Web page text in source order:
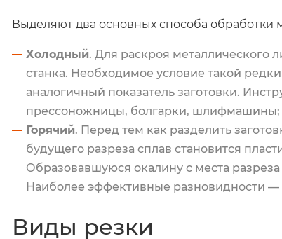
Выделяют два основных способа обработки
Холодный. Для раскроя металлического
станка. Необходимое условие такой
аналогичный показатель заготовки.
прессоножницы, болгарки, шлифмашины;
Горячий. Перед тем как разделить
будущего разреза сплав становится
Образовавшуюся окалину с места
Наиболее эффективные разновидности —
Виды резки